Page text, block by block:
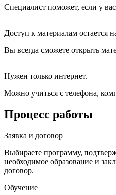
Специалист поможет, если у
Доступ к материалам остается
Вы всегда сможете открыть
Нужен только интернет.
Можно учиться с телефона,
Процесс работы
Заявка и договор
Выбираете программу,
необходимое образование и
договор.
Обучение